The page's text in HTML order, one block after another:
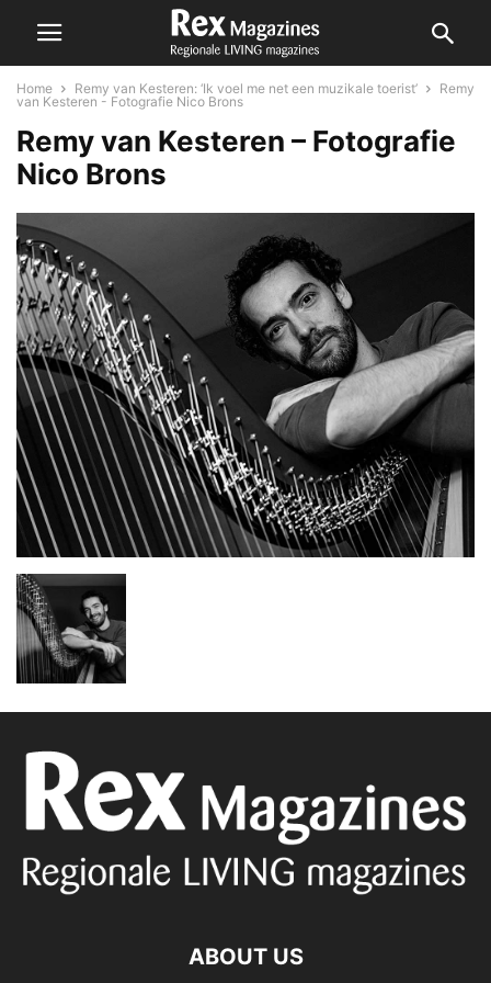
Home Remy van Kesteren: ‘Ik voel me net een muzikale toerist’
Remy
van Kesteren - Fotografie Nico Brons
Remy van Kesteren – Fotografie
Nico Brons
ABOUT US